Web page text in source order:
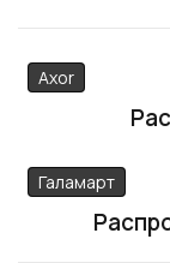
Axor
Галамарт